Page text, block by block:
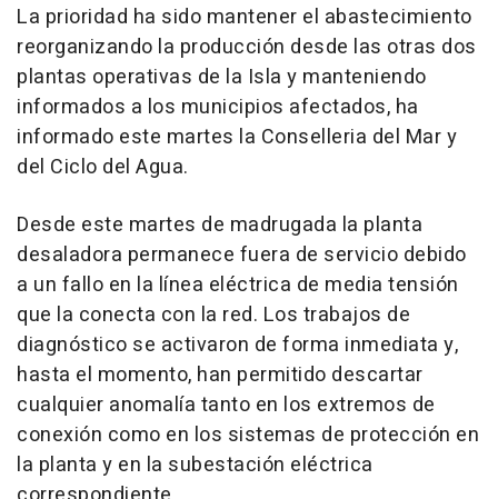
La prioridad ha sido mantener el abastecimiento
reorganizando la producción desde las otras dos
plantas operativas de la Isla y manteniendo
informados a los municipios afectados, ha
informado este martes la Conselleria del Mar y
del Ciclo del Agua.
Desde este martes de madrugada la planta
desaladora permanece fuera de servicio debido
a un fallo en la línea eléctrica de media tensión
que la conecta con la red. Los trabajos de
diagnóstico se activaron de forma inmediata y,
hasta el momento, han permitido descartar
cualquier anomalía tanto en los extremos de
conexión como en los sistemas de protección en
la planta y en la subestación eléctrica